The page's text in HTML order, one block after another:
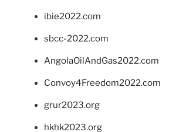
ibie2022.com
sbcc-2022.com
AngolaOilAndGas2022.com
Convoy4Freedom2022.com
grur2023.org
hkhk2023.org